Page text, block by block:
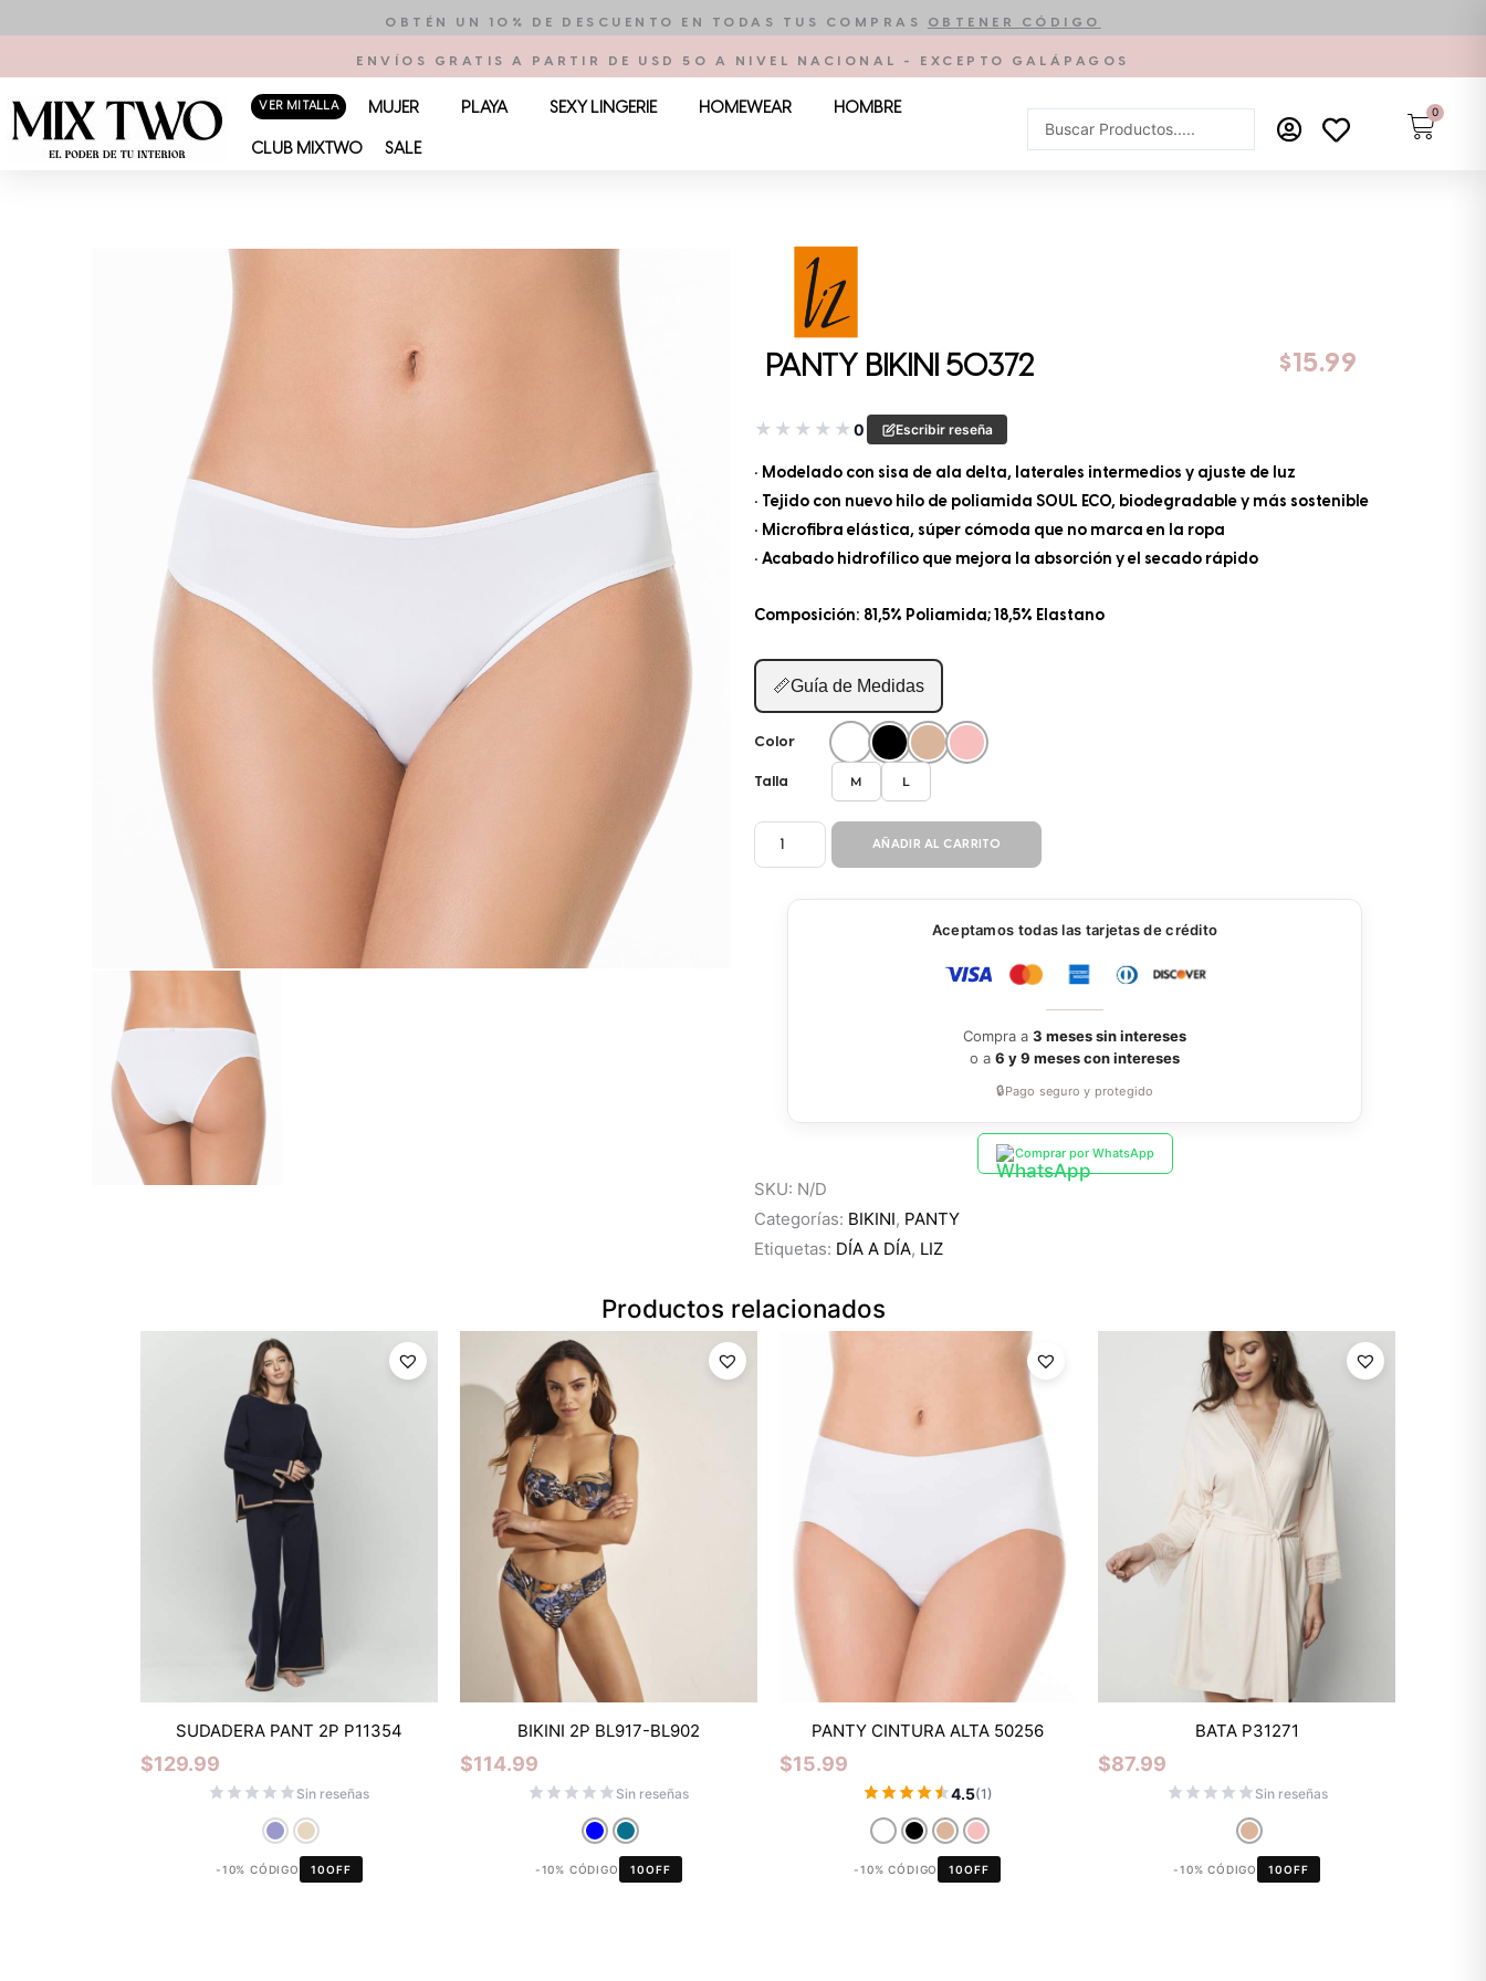
contenido
OBTÉN UN 10% DE DESCUENTO EN TODAS TUS COMPRAS OBTENER CÓDIGO
ENVÍOS GRATIS A PARTIR DE USD 50 A NIVEL NACIONAL - EXCEPTO GALÁPAGOS
VER MI TALLA MUJER PLAYA SEXY LINGERIE HOMEWEAR HOMBRE
CLUB MIXTWO SALE
Search
...
0
PANTY BIKINI 50372 $15.99
★ ★ ★ ★ ★0 Escribir reseña
• Modelado con sisa de ala delta, laterales intermedios y ajuste de luz
• Tejido con nuevo hilo de poliamida SOUL ECO, biodegradable y más sostenible
• Microfibra elástica, súper cómoda que no marca en la ropa
• Acabado hidrofílico que mejora la absorción y el secado rápido
Composición: 81,5% Poliamida; 18,5% Elastano
📏Guía de Medidas
Color
Talla M L
PANTY
BIKINI
50372
AÑADIR AL CARRITO
Aceptamos todas las tarjetas de crédito
Compra a 3 meses sin intereses
o a 6 y 9 meses con intereses
🔒Pago seguro y protegido
Comprar por WhatsApp
SKU: N/D
Categorías: BIKINI, PANTY
Etiquetas: DÍA A DÍA, LIZ
Productos relacionados
SUDADERA PANT 2P P11354
$129.99
Sin reseñas
-10% CÓDIGO 10OFF
BIKINI 2P BL917-BL902
$114.99
Sin reseñas
-10% CÓDIGO 10OFF
PANTY CINTURA ALTA 50256
$15.99
4.5(1)
-10% CÓDIGO 10OFF
BATA P31271
$87.99
Sin reseñas
-10% CÓDIGO 10OFF
Mixtwo - Lencería y Ropa
Gracias por visitarnos. Te asesoramos